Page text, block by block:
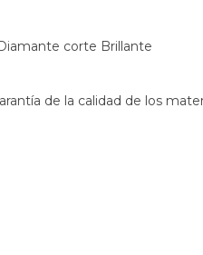
corte Brillante
de la calidad de los